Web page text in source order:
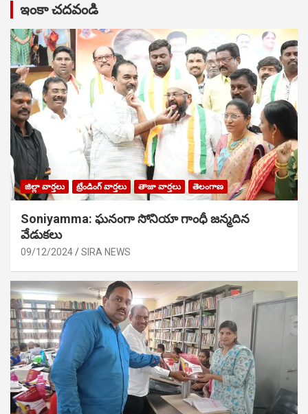
ఇంకా చదవండి
జిల్లా వార్తలు ట్రేండింగ్ వార్తలు తాజా వార్తలు తెలంగాణ
Soniyamma: ఘ‌నంగా సోనియా గాంధీ జ‌న్మ‌దిన
వేడుక‌లు
09/12/2024 SIRA NEWS